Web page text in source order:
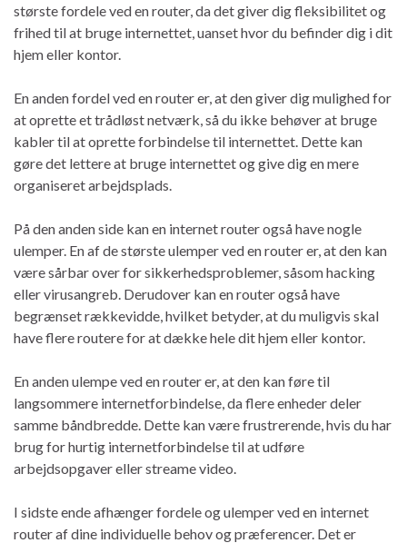
største fordele ved en router, da det giver dig fleksibilitet og
frihed til at bruge internettet, uanset hvor du befinder dig i dit
hjem eller kontor.
En anden fordel ved en router er, at den giver dig mulighed for
at oprette et trådløst netværk, så du ikke behøver at bruge
kabler til at oprette forbindelse til internettet. Dette kan
gøre det lettere at bruge internettet og give dig en mere
organiseret arbejdsplads.
På den anden side kan en internet router også have nogle
ulemper. En af de største ulemper ved en router er, at den kan
være sårbar over for sikkerhedsproblemer, såsom hacking
eller virusangreb. Derudover kan en router også have
begrænset rækkevidde, hvilket betyder, at du muligvis skal
have flere routere for at dække hele dit hjem eller kontor.
En anden ulempe ved en router er, at den kan føre til
langsommere internetforbindelse, da flere enheder deler
samme båndbredde. Dette kan være frustrerende, hvis du har
brug for hurtig internetforbindelse til at udføre
arbejdsopgaver eller streame video.
I sidste ende afhænger fordele og ulemper ved en internet
router af dine individuelle behov og præferencer. Det er